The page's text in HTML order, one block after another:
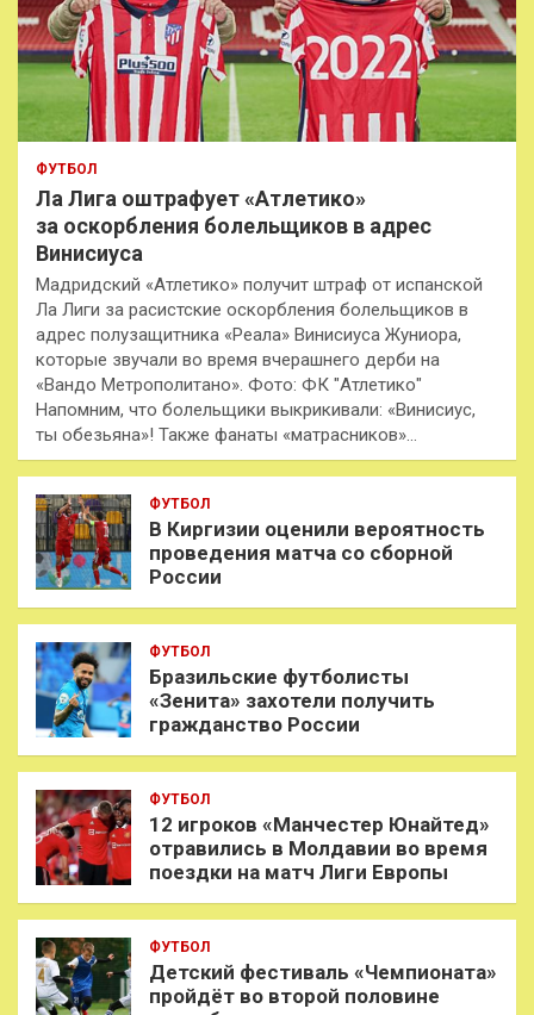
ФУТБОЛ
Ла Лига оштрафует «Атлетико»
за оскорбления болельщиков в адрес
Винисиуса
Мадридский «Атлетико» получит штраф от испанской
Ла Лиги за расистские оскорбления болельщиков в
адрес полузащитника «Реала» Винисиуса Жуниора,
которые звучали во время вчерашнего дерби на
«Вандо Метрополитано». Фото: ФК "Атлетико"
Напомним, что болельщики выкрикивали: «Винисиус,
ты обезьяна»! Также фанаты «матрасников»…
ФУТБОЛ
В Киргизии оценили вероятность
проведения матча со сборной
России
ФУТБОЛ
Бразильские футболисты
«Зенита» захотели получить
гражданство России
ФУТБОЛ
12 игроков «Манчестер Юнайтед»
отравились в Молдавии во время
поездки на матч Лиги Европы
ФУТБОЛ
Детский фестиваль «Чемпионата»
пройдёт во второй половине